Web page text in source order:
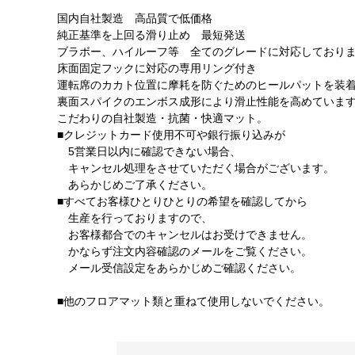
国内自社製造 高品質で低価格
純正基準を上回る滑り止め 最短発送
ブラボー、ハイルーフ等 全てのグレードに対応しておりま
床面固定フックに対応の専用リング付き
運転席のカカト位置に摩耗を防ぐためのヒールパットを装着
裏面スパイクのエンボス成形により滑止性能を高めています
こだわりの自社製造・抗菌・快適マット。
■クレジットカード使用不可や銀行振り込みが
5営業日以内に確認できない場合、
キャンセル処理をさせていただく場合がございます。
あらかじめご了承ください。
■すべてお客様ひとりひとりの希望を確認してから
生産を行っておりますので、
お客様都合でのキャンセルはお受けできません。
かならず注文内容確認のメールをご覧ください。
メール受信設定をあらかじめご確認ください。
■他のフロアマット類と重ねて使用しないでください。